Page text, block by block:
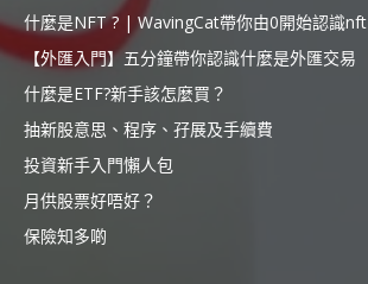
什麼是NFT ? | WavingCat帶你由0開始認識nft
【外匯入門】五分鐘帶你認識什麼是外匯交易
什麼是ETF?新手該怎麼買？
抽新股意思、程序、孖展及手續費
投資新手入門懶人包
月供股票好唔好？
保險知多啲